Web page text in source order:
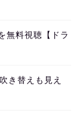
無料視聴【ドラ
き替えも見え